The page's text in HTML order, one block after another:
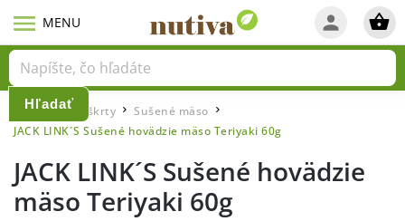
Hľadať
Domov / Maškrty / Sušené mäso
JACK LINK´S Sušené hovädzie mäso Teriyaki 60g
JACK LINK´S Sušené hovädzie
mäso Teriyaki 60g